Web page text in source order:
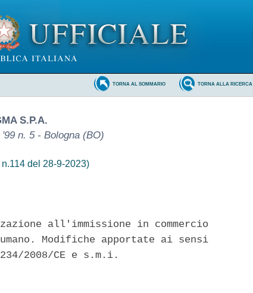
TORNA ALLA RICERCA
TORNA AL SOMMARIO
S.P.A.
n. 5 - Bologna (BO)
del 28-9-2023)
all'immissione in commercio
Modifiche apportate ai sensi
2008/CE e s.m.i.